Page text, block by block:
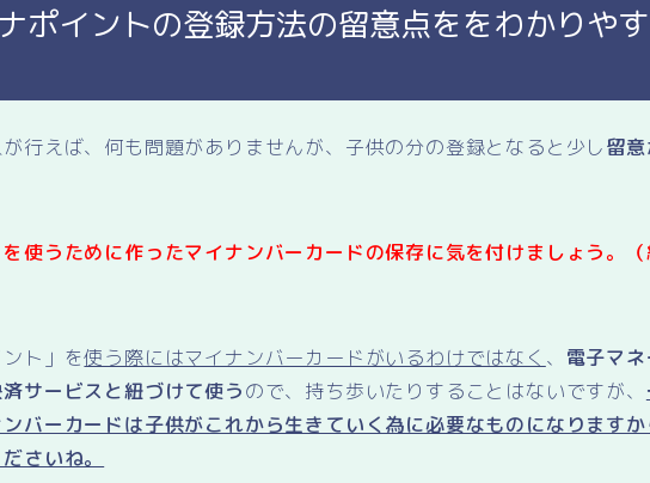
ポイントの登録方法の留意点ををわかりやす
行えば、何も問題がありませんが、子供の分の登録となると少し留
を使うために作ったマイナンバーカードの保存に気を付けましょう。（
ト」を使う際にはマイナンバーカードがいるわけではなく 、 電子マ
サービスと紐づけて使うので、持ち歩いたりすることはないですが、
バーカードは子供がこれから生きていく為に必要なものになりますか
さいね。